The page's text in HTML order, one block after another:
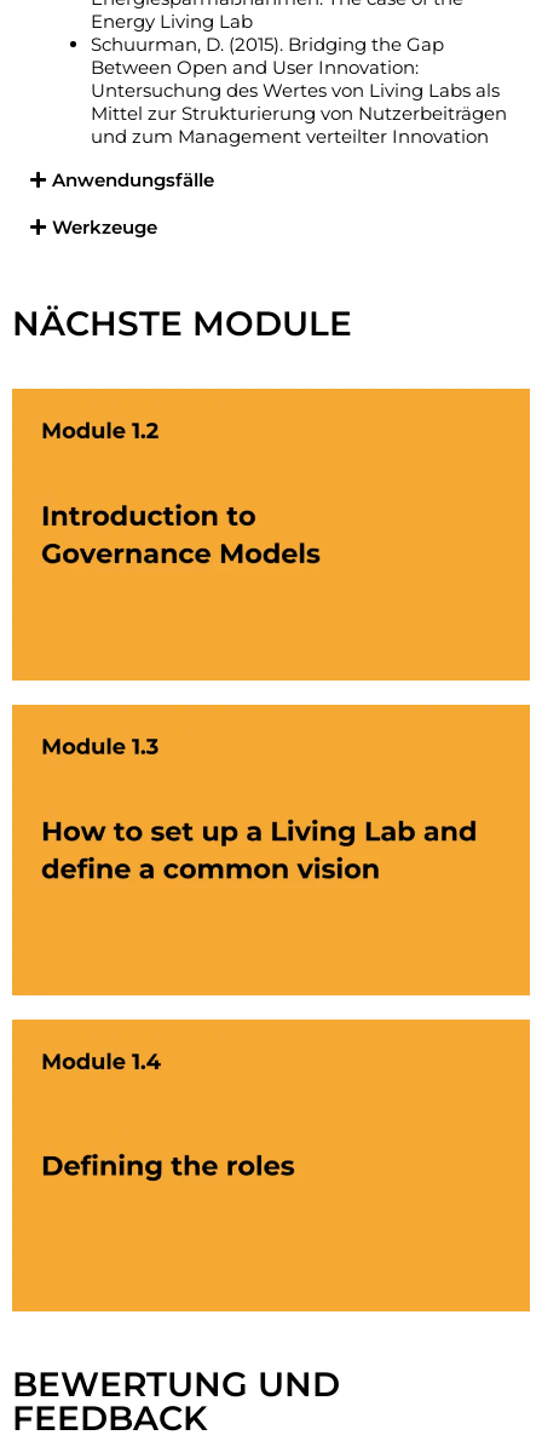
Energy Living Lab
Schuurman, D. (2015). Bridging the Gap
Between Open and User Innovation:
Untersuchung des Wertes von Living Labs als
Mittel zur Strukturierung von Nutzerbeiträgen
und zum Management verteilter Innovation
Anwendungsfälle
Werkzeuge
NÄCHSTE MODULE
BEWERTUNG UND
FEEDBACK